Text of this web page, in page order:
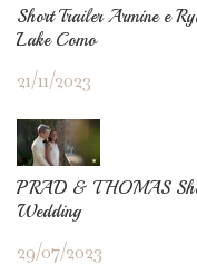
Short Trailer Armine e
Lake Como
21/11/2023
PRAD & THOMAS
Wedding
29/07/2023